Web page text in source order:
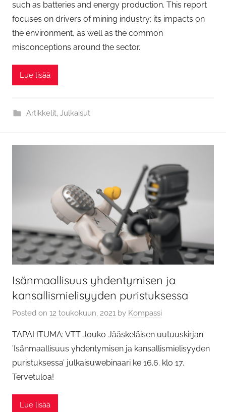
such as batteries and energy production. This report
focuses on drivers of mining industry; its impacts on
the environment, as well as the common
misconceptions around the sector.
Lue lisää
Artikkelit, Julkaisut
Isänmaallisuus yhdentymisen ja
kansallismielisyyden puristuksessa
Posted on 12 toukokuun, 2021 by Kompassi
TAPAHTUMA: VTT Jouko Jääskeläisen uutuuskirjan
’Isänmaallisuus yhdentymisen ja kansallismielisyyden
puristuksessa’ julkaisuwebinaari ke 16.6. klo 17.
Tervetuloa!
Lue lisää